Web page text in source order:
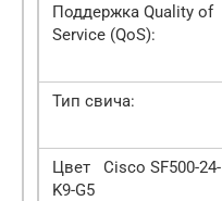
Поддержка Quality of
Service (QoS):
Тип свича:
Цвет Cisco SF500-24-
K9-G5